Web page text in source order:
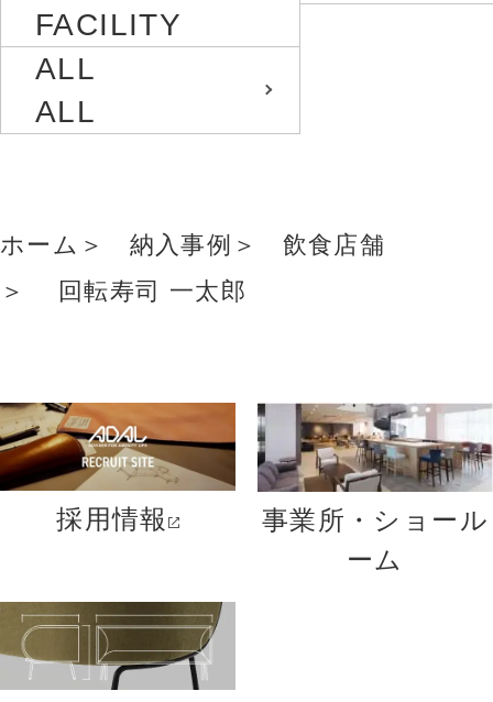
FACILITY
ALL
ALL
ホーム 納入事例
飲食店舗
回転寿司 一太郎
採用情報
事業所・ショール
ーム